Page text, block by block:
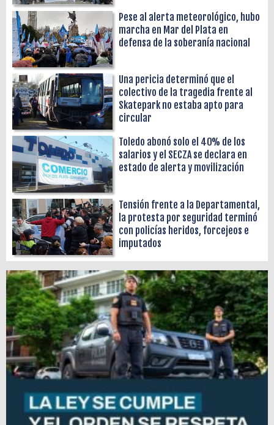
Pese al alerta meteorológico, hubo
marcha en Mar del Plata en
defensa de la soberanía nacional
Una pericia determinó que el
colectivo de la tragedia frente al
Skatepark no estaba apto para
circular
Toledo abonó solo el 40% de los
salarios y el SECZA se declara en
estado de alerta y movilización
Tensión frente a la Departamental,
la protesta por seguridad terminó
con policías heridos, forcejeos e
imputados